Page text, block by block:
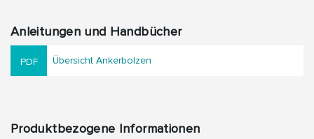
Anleitungen und Handbücher
Übersicht Ankerbolzen
Produktbezogene Informationen